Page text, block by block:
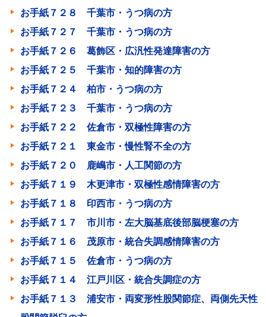
お手紙７２８ 千葉市・うつ病の方
お手紙７２７ 千葉市・うつ病の方
お手紙７２６ 葛飾区・広汎性発達障害の方
お手紙７２５ 千葉市・知的障害の方
お手紙７２４ 柏市・うつ病の方
お手紙７２３ 千葉市・うつ病の方
お手紙７２２ 佐倉市・双極性障害の方
お手紙７２１ 東金市・慢性腎不全の方
お手紙７２０ 鹿嶋市・人工関節の方
お手紙７１９ 木更津市・双極性感情障害の方
お手紙７１８ 印西市・うつ病の方
お手紙７１７ 市川市・左大脳基底後部脳梗塞の方
お手紙７１６ 茂原市・統合失調感情障害の方
お手紙７１５ 佐倉市・うつ病の方
お手紙７１４ 江戸川区・統合失調症の方
お手紙７１３ 浦安市・両変形性股関節症、両側先天性